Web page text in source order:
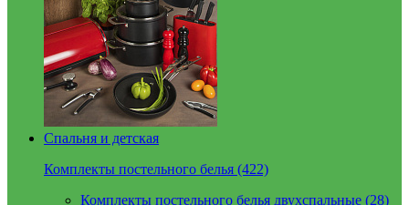
Спальня и детская
Комплекты постельного белья (422)
Комплекты постельного белья двухспальные (28)